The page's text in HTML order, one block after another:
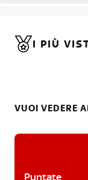
I PIÙ
VUOI VEDERE
Puntate